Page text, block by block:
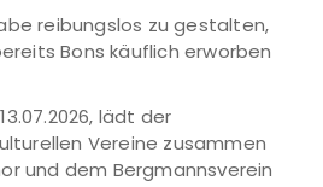
reibungslos zu gestalten,
Bons käuflich erworben
lädt der
Vereine zusammen
und dem Bergmannsverein